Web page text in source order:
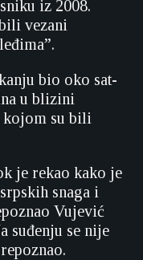
iz 2008.
vezani
bio oko sat-
u blizini
kojom su bili
je rekao kako je
snaga i
Vujević
suđenju se nije